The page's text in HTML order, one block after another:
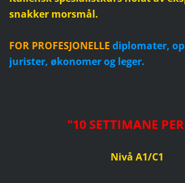
snakker morsmål.
FOR PROFESJONELLE diplomater,
jurister, økonomer og leger.
"10 SETTIMANE
Nivå A1/C1